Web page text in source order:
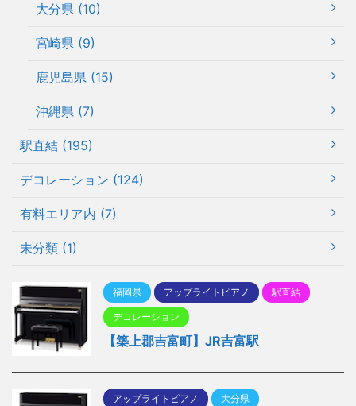
大分県 (10)
宮崎県 (9)
鹿児島県 (15)
沖縄県 (7)
駅直結 (195)
デコレーション (124)
有料エリア内 (7)
未分類 (1)
福岡県 アップライトピアノ 駅直結
デコレーション
【築上郡吉富町】JR吉富駅
アップライトピアノ 大分県